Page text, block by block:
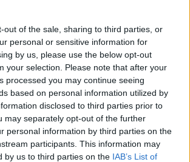
out of the sale, sharing to third parties, or
personal or sensitive information for
by us, please use the below opt-out
your selection. Please note that after your
processed you may continue seeing
based on personal information utilized by
disclosed to third parties prior to
may separately opt-out of the further
personal information by third parties on the
participants. This information may
by us to third parties on the IAB’s List of
faire ?
RCScomme SMS
des messages RCS en